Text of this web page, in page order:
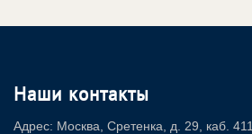
Наши контакты
Адрес: Москва, Сретенка, д. 29, каб. 411